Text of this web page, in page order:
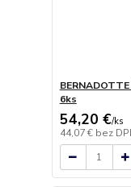
6ks
54,20 €/ks
44,07 € bez